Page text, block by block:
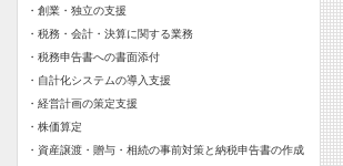
・創業・独立の支援
・税務・会計・決算に関する業務
・税務申告書への書面添付
・自計化システムの導入支援
・経営計画の策定支援
・株価算定
・資産譲渡・贈与・相続の事前対策と納税申告書の作成